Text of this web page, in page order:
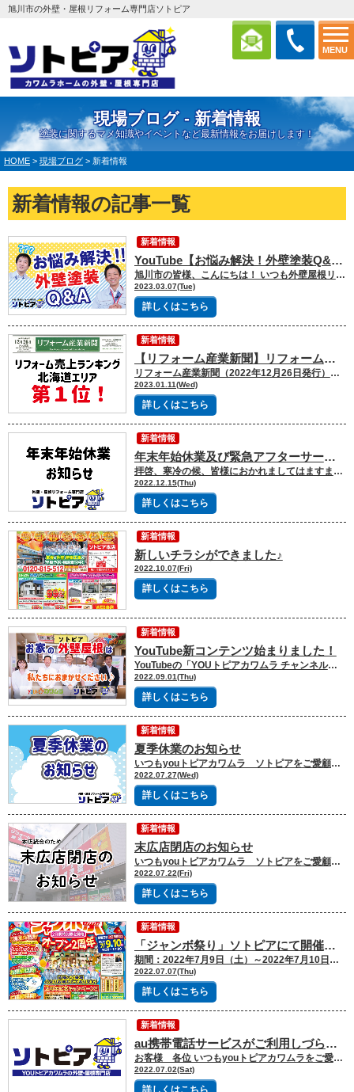
MENU
旭川市の外壁・屋根リフォーム専門店ソトピア
現場ブログ - 新着情報
塗装に関するマメ知識やイベントなど最新情報をお届けします！
HOME > 現場ブログ > 新着情報
新着情報の記事一覧
YouTube【お悩み解決！外壁塗装Q&A】をアップいたしました♪
旭川市の皆様、こんにちは！ いつも外壁屋根リフォーム専門店「ソトピア」をご愛顧いただき、誠にありがとうございます。 さて、昨年から始まりましたYouTubeの「YOUトピアカワムラ チャンネル」！ 今回はソトピアスタッフの長岡と松浦が「お悩み解決‼外壁塗装Q&A」をお届けしております。 「一般的なお家で外壁塗装の費用はどのくらいなの？」 「工事中に出かけたい・・どうしたらいいの？」 「見積書って金額以外のどこを見たらいいの？」 など小さな疑問にも軽快にお答えしています！ 今後も、みなさまのお役に立つ情報や楽しいコンテンツを配信していきますので、お楽しみに♪ https://youtu.be/PT-cqbKxe0Q
2023.03.07(Tue)
詳しくはこちら
新着情報
【リフォーム産業新聞】リフォーム売上ランキング北海道エリア第１位！
リフォーム産業新聞（2022年12月26日発行）都道府県別リフォーム売上ランキング2022にて、弊社が北海道エリア１位で掲載されました！ これも日頃よりソトピアを支えてくださる皆様のおかげと、心より感謝申し上げます。これからも地域の皆様に、リフォームを通じて快適な住まいをご提供できるよう、スタッフ一同努力してまいります。
2023.01.11(Wed)
詳しくはこちら
新着情報
年末年始休業及び緊急アフターサービスのご案内
拝啓、寒冷の候、皆様におかれましてはますますご健勝のこととお慶び申し上げます。平素より格別のご高配を賜り御礼申し上げます。さて、誠に勝手ながら、冬季の休業を下記の通りとさせていただきます。なお、当社にて新築・リフォームを行っていただきましたお客様の、緊急アフターサービスにつきましては下記にて承りますのでよろしくお願い申し上げます。皆様にはご不便とご迷惑をおかけいたしますが、何卒ご容赦くださいますようお願い申し上げます。 敬具 記 年 末 年 始 休 業 日時 2021年12月29日（木）～2022年1月5日（木） 緊急アフターサービス時間 9:00～17:00電話番号 080-6083－3048
2022.12.15(Thu)
詳しくはこちら
新着情報
新しいチラシができました♪
2022.10.07(Fri)
詳しくはこちら
新着情報
YouTube新コンテンツ始まりました！
YouTubeの「YOUトピアカワムラ チャンネル」 いつもyouトピアカワムラ ソトピアをご愛顧いただき、誠にありがとうございます。 この度、YouTubeの「YOUトピアカワムラ チャンネル」でソトピアのコンテンツが始まりました！今回はショールーム紹介動画です。 ソトピアの店舗スタッフフルメンバーでお送りしております。 外壁や屋根の塗装のあれこれや、施工から価格や見積書の見方など、お伝えしたい事はたくさんあります！今後、みなさまのお役に立つ情報や楽しいコンテンツを配信していきますので、お楽しみに♪ https://youtu.be/lU9sDdkqtu8
2022.09.01(Thu)
詳しくはこちら
新着情報
夏季休業のお知らせ
いつもyouトピアカワムラ ソトピアをご愛顧いただき、誠にありがとうございます。弊社では、誠に勝手ながら下記日程を夏季休業とさせていただきます。 ■夏季休業期間2022年8月13日(土) ～ 8月17日(水) 休業期間中にいただいたお問合せについては、営業開始日以降に順次回答させていただきます。皆様には大変ご不便をおかけいたしますが、何卒ご理解の程お願い申し上げます。 尚、上記期間中での緊急のアフターサービスにつきましては、下記までご連絡をいただきますようお願い申し上げます。■緊急連絡先 080-6083-3048
2022.07.27(Wed)
詳しくはこちら
新着情報
末広店閉店のお知らせ
いつもyouトピアカワムラ ソトピアをご愛顧いただき、誠にありがとうございます。さて、弊社では経営合理化策の一環として、2022年7月31日をもちまして末広店を閉店することといたしました。これまで同支店をご利用いただいた皆様には、心よりお礼申し上げます。なお、2022年8月1日以降につきましては本店にて引き継ぎ、さらに万全の体制でサービスに努めて参る所存でございます。皆様には、ご迷惑をおかけすることを心からお詫び申し上げますとともに、今後とも一層のご指導、ご支援を賜りますようお願い申し上げます。
2022.07.22(Fri)
詳しくはこちら
新着情報
「ジャンボ祭り」ソトピアにて開催いたします！
期間：2022年7月9日（土）～2022年7月10日（日）時間：９：３０～１７：００会場：ソトピア 本店 旭川市豊岡４条３丁目７-１３ いつも外壁屋根リフォーム専門店「ソトピア」をご愛顧いただき、誠にありがとうございます。 いよいよ今週末ソトピアにてジャンボ祭りを開催いたします！詳細はチラシをご覧くださいね。みなさまのご来場をお待ちしております！ 来場予約はコチラからどうぞ↓https://sotopia.jp/showroom/ https://sotopia.jp/blog/19429/ 来場予約はコチラからどうぞ↓https://sotopia.jp/showroom/
2022.07.07(Thu)
詳しくはこちら
新着情報
au携帯電話サービスがご利用しづらい状況について
お客様 各位 いつもyouトピアカワムラをご愛顧いただき誠にありがとうございます。 本日未明より全国的に発生している通信障害により、電話のつながりにく状況が続いております。 お客様にはご迷惑をおかけしてしまい誠に申し訳ございませんが、何卒よろしくお願い申し上げます。
2022.07.02(Sat)
詳しくはこちら
新着情報